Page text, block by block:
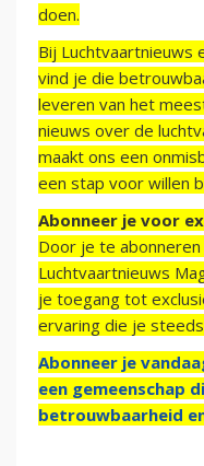
doen.
Bij Luchtvaartnieuws
vind je die
leveren van het
nieuws over de
maakt ons een
een stap voor willen
Abonneer je voor
Door je te
Luchtvaartnieuws
je toegang tot
ervaring die je
Abonneer je
een gemeenschap
betrouwbaarheid